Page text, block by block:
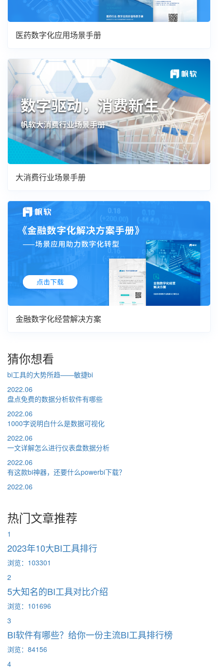
医药数字化应用场景手册
大消费行业场景手册
金融数字化经营解决方案
猜你想看
bi工具的大势所趋——敏捷bi
2022.06
盘点免费的数据分析软件有哪些
2022.06
1000字说明白什么是数据可视化
2022.06
一文详解怎么进行仪表盘数据分析
2022.06
有这款bi神器，还要什么powerbi下载？
2022.06
热门文章推荐
1
2023年10大BI工具排行
浏览：103301
2
5大知名的BI工具对比介绍
浏览：101696
3
BI软件有哪些？给你一份主流BI工具排行榜
浏览：84156
4